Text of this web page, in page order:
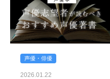
声優・俳優
2026.01.22